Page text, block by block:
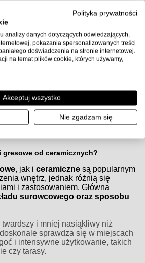
w łazience/kuchni i na
bezpiecznym wyborem jest
S1.
sprawdź kartę techniczną producenta
gresowe od ceramicznych?
gresowe od ceramicznych?
, jak iceramiczne są popularnym
wnętrz, jednak różnią się
i zastosowaniem. Główna
surowcowego oraz sposobu
i mniej nasiąkliwy niż
sprawdza się w miejscach
i intensywne użytkowanie, takich
czy tarasy.
Polityka prywatności
analizy danych dotyczących odwiedzających,
pokazania spersonalizowanych treści
doświadczenia na stronie internetowej.
na temat plików cookie, których używamy,
Akceptuj wszystko
Nie zgadzam się